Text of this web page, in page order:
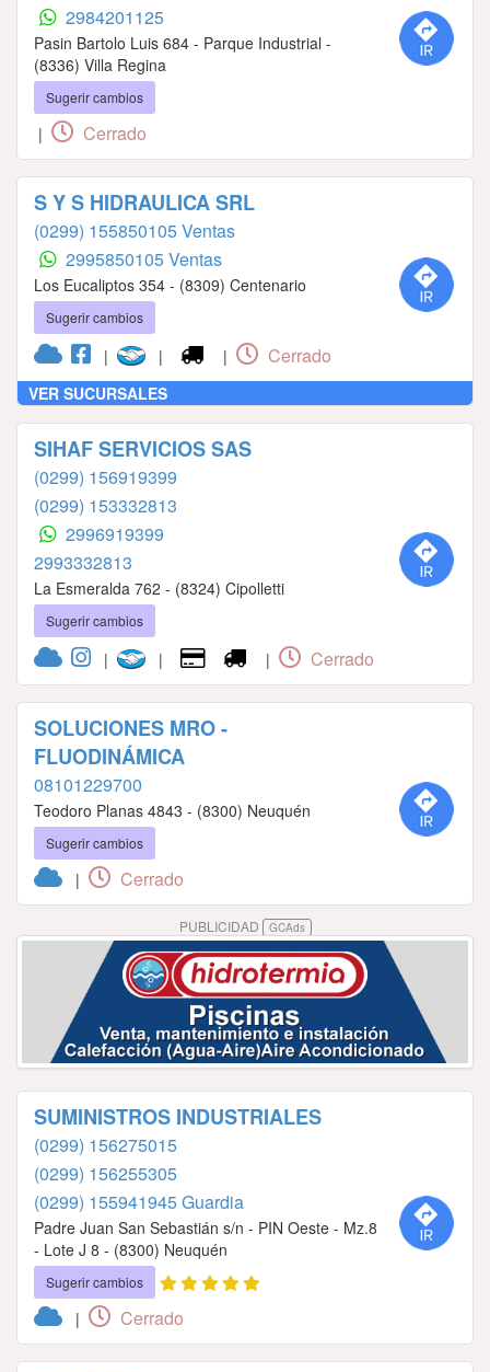
2984201125
Pasin Bartolo Luis 684 - Parque Industrial -
(8336) Villa Regina
Sugerir cambios
| Cerrado
S Y S HIDRAULICA SRL
(0299) 155850105 Ventas
2995850105 Ventas
Los Eucaliptos 354 - (8309) Centenario
Sugerir cambios
| | | Cerrado
VER SUCURSALES
SIHAF SERVICIOS SAS
(0299) 156919399
(0299) 153332813
2996919399
2993332813
La Esmeralda 762 - (8324) Cipolletti
Sugerir cambios
| | | Cerrado
SOLUCIONES MRO -
FLUODINÁMICA
08101229700
Teodoro Planas 4843 - (8300) Neuquén
Sugerir cambios
| Cerrado
PUBLICIDAD GCAds
SUMINISTROS INDUSTRIALES
(0299) 156275015
(0299) 156255305
(0299) 155941945 Guardia
Padre Juan San Sebastián s/n - PIN Oeste - Mz.8
- Lote J 8 - (8300) Neuquén
Sugerir cambios
| Cerrado